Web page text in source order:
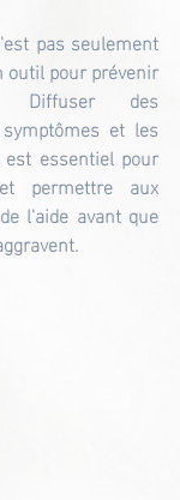
pas seulement
pour prévenir
Diffuser des
et les
essentiel pour
permettre aux
l'aide avant que